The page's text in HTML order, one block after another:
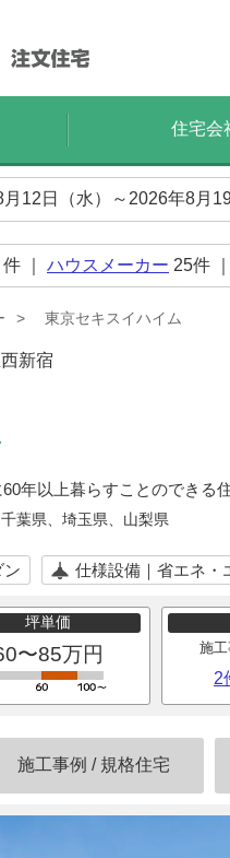
住宅会
12日（水）～2026年8月
件 ｜ ハウスメーカー 25件
東京セキスイハイム
新宿
年以上暮らすことのできる
葉県、埼玉県、山梨県
ン 仕様設備｜省エネ・
坪単価
〜85万円 施
2
施工事例 / 規格住宅